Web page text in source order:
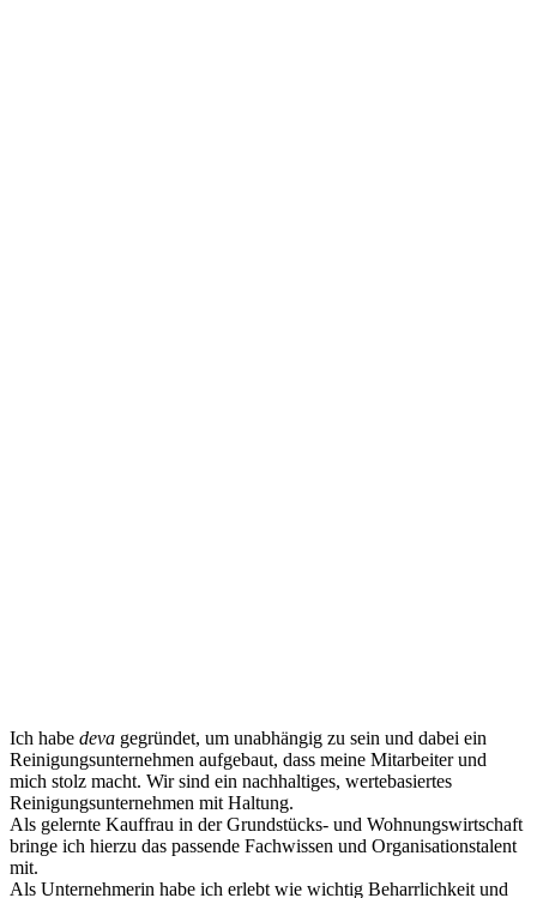
Ich habe deva gegründet, um unabhängig zu sein und dabei ein
Reinigungsunternehmen aufgebaut, dass meine Mitarbeiter und
mich stolz macht. Wir sind ein nachhaltiges, wertebasiertes
Reinigungsunternehmen mit Haltung.
Als gelernte Kauffrau in der Grundstücks- und Wohnungswirtschaft
bringe ich hierzu das passende Fachwissen und Organisationstalent
mit.
Als Unternehmerin habe ich erlebt wie wichtig Beharrlichkeit und